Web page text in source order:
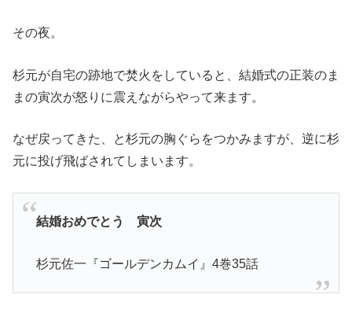
その夜。
杉元が自宅の跡地で焚火をしていると、結婚式の正装のま
まの寅次が怒りに震えながらやって来ます。
なぜ戻ってきた、と杉元の胸ぐらをつかみますが、逆に杉
元に投げ飛ばされてしまいます。
結婚おめでとう 寅次
杉元佐一『ゴールデンカムイ』4巻35話